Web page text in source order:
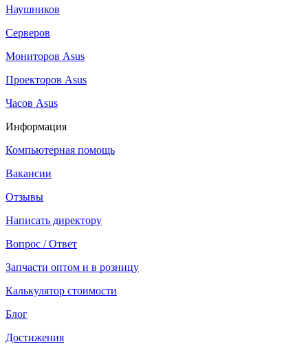
Наушников
Серверов
Мониторов Asus
Проекторов Asus
Часов Asus
Информация
Компьютерная помощь
Вакансии
Отзывы
Написать директору
Вопрос / Ответ
Запчасти оптом и в розницу
Калькулятор стоимости
Блог
Достижения